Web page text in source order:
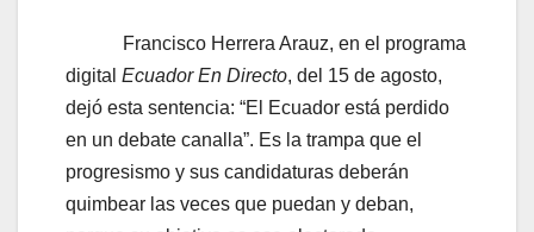
Francisco Herrera Arauz, en el programa
digital Ecuador En Directo, del 15 de agosto,
dejó esta sentencia: “El Ecuador está perdido
en un debate canalla”. Es la trampa que el
progresismo y sus candidaturas deberán
quimbear las veces que puedan y deban,